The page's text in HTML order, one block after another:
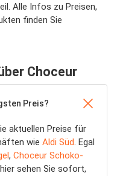
Alle Infos zu Preisen,
finden Sie
Choceur
Preis?
aktuellen Preise für
wie Aldi Süd. Egal
, Choceur Schoko-
sehen Sie sofort,